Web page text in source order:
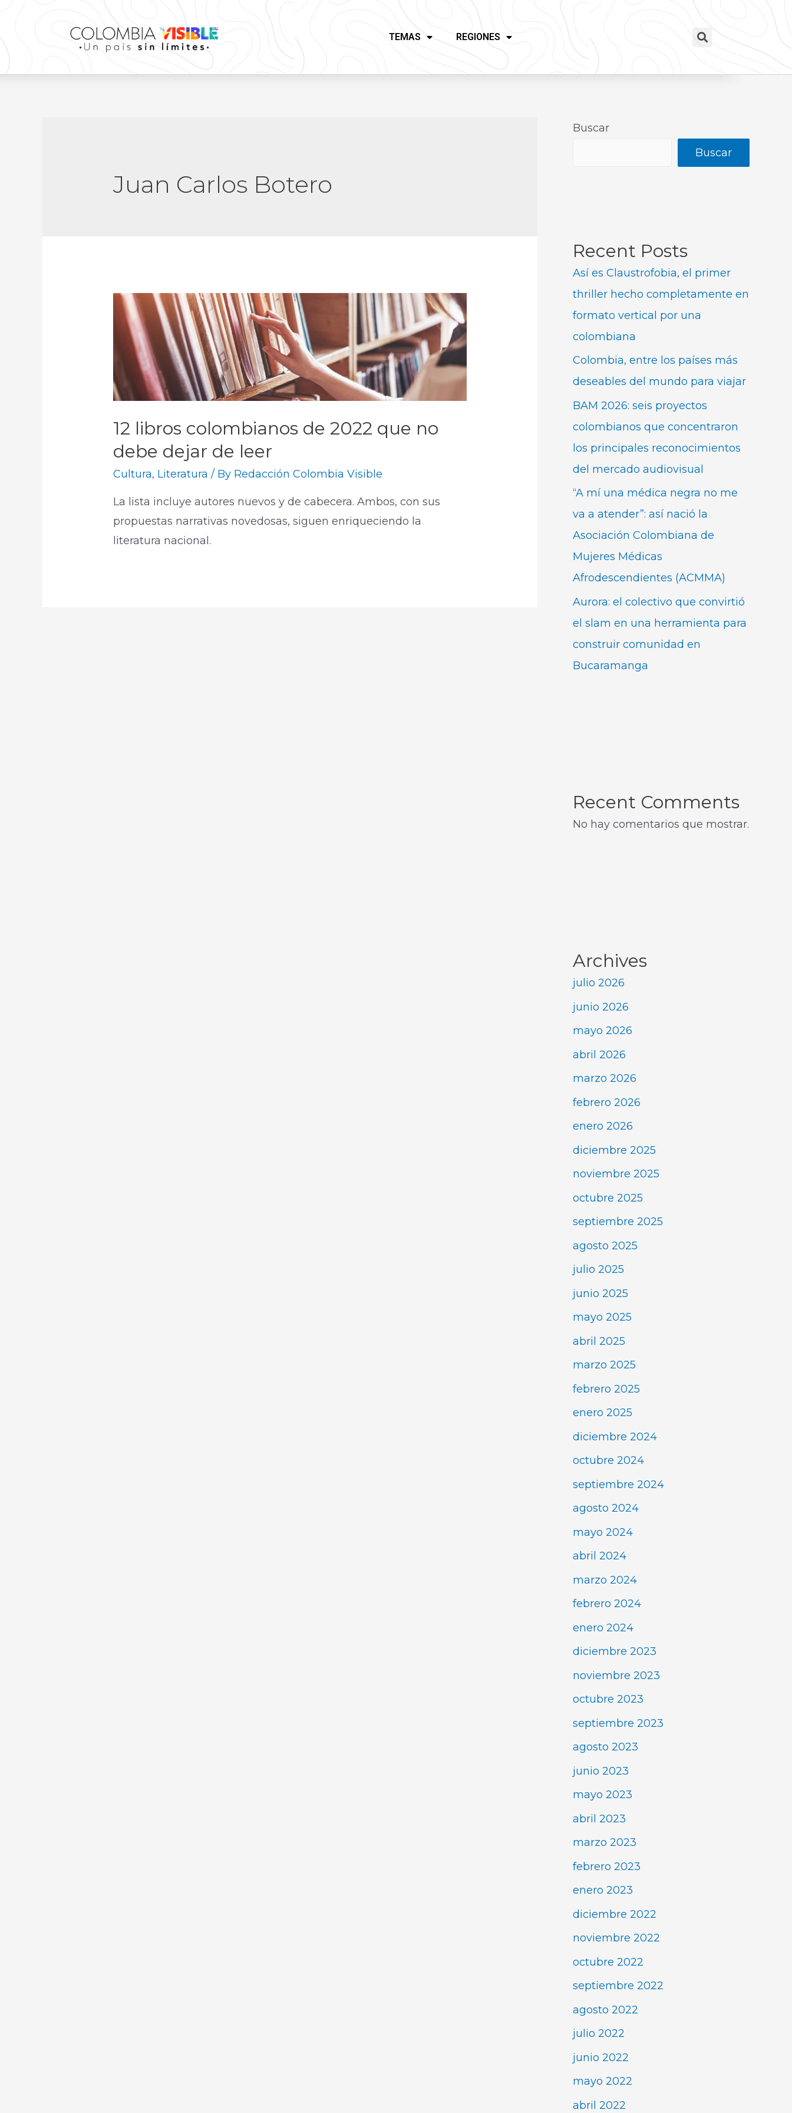
TEMAS REGIONES
Juan Carlos Botero
12 libros colombianos de 2022 que no
debe dejar de leer
Cultura, Literatura / By Redacción Colombia Visible
La lista incluye autores nuevos y de cabecera. Ambos, con sus
propuestas narrativas novedosas, siguen enriqueciendo la
literatura nacional.
Buscar
Buscar
Recent Posts
Así es Claustrofobia, el primer
thriller hecho completamente en
formato vertical por una
colombiana
Colombia, entre los países más
deseables del mundo para viajar
BAM 2026: seis proyectos
colombianos que concentraron
los principales reconocimientos
del mercado audiovisual
“A mí una médica negra no me
va a atender”: así nació la
Asociación Colombiana de
Mujeres Médicas
Afrodescendientes (ACMMA)
Aurora: el colectivo que convirtió
el slam en una herramienta para
construir comunidad en
Bucaramanga
Recent Comments
No hay comentarios que mostrar.
Archives
julio 2026
junio 2026
mayo 2026
abril 2026
marzo 2026
febrero 2026
enero 2026
diciembre 2025
noviembre 2025
octubre 2025
septiembre 2025
agosto 2025
julio 2025
junio 2025
mayo 2025
abril 2025
marzo 2025
febrero 2025
enero 2025
diciembre 2024
octubre 2024
septiembre 2024
agosto 2024
mayo 2024
abril 2024
marzo 2024
febrero 2024
enero 2024
diciembre 2023
noviembre 2023
octubre 2023
septiembre 2023
agosto 2023
junio 2023
mayo 2023
abril 2023
marzo 2023
febrero 2023
enero 2023
diciembre 2022
noviembre 2022
octubre 2022
septiembre 2022
agosto 2022
julio 2022
junio 2022
mayo 2022
abril 2022